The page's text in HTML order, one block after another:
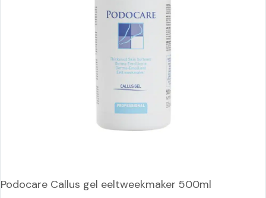
Podocare Callus gel eeltweekmaker 500ml